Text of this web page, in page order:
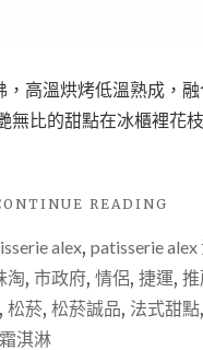
，高溫烘烤低溫熟成，
無比的甜點在冰櫃裡花
READING
茶
甜
推
alex, patisserie
淘, 市政府, 情侶, 捷運, 推
, 松菸, 松菸誠品, 法式甜點,
霜淇淋